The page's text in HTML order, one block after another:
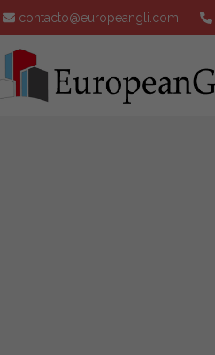
contacto@europeangli.com